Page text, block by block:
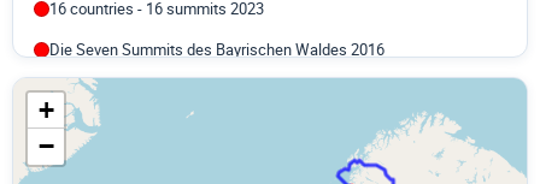
16 countries - 16 summits 2023
Die Seven Summits des Bayrischen Waldes 2016
München - Bodensee - Bregenzer Wald - Lechtal 2016
Münchner Hausberge 2.1 2016
Seven of Nine - Neun Tage durch Deutschland 2016
+
−